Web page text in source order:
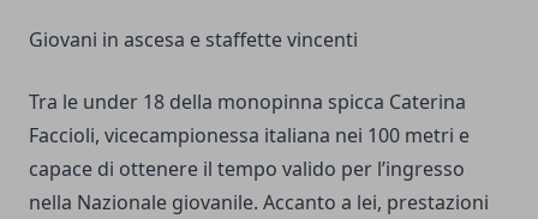
Giovani in ascesa e staffette vincenti
Tra le under 18 della monopinna spicca Caterina
Faccioli, vicecampionessa italiana nei 100 metri e
capace di ottenere il tempo valido per l’ingresso
nella Nazionale giovanile. Accanto a lei, prestazioni